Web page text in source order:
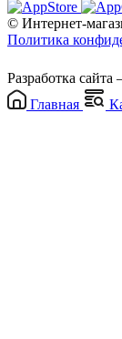
© Интернет-
Политика
Разработка
Главная